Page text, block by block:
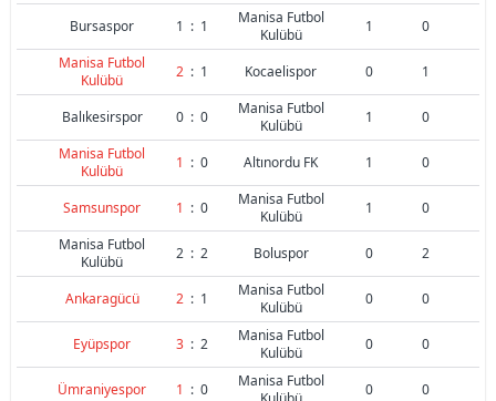
Bursaspor 1 : 1
Manisa Futbol
Kulübü
1
0
Manisa Futbol
Kulübü
2 : 1 Kocaelispor 0 1
Balıkesirspor 0 : 0
Manisa Futbol
Kulübü
1
0
Manisa Futbol
Kulübü
1 : 0 Altınordu FK 1 0
Samsunspor 1 : 0
Manisa Futbol
Kulübü
1
0
Manisa Futbol
Kulübü
2 : 2 Boluspor 0 2
Ankaragücü 2 : 1
Manisa Futbol
Kulübü
0 0
Eyüpspor 3 : 2
Manisa Futbol
Kulübü
0 0
Ümraniyespor 1 : 0
Manisa Futbol
0
0